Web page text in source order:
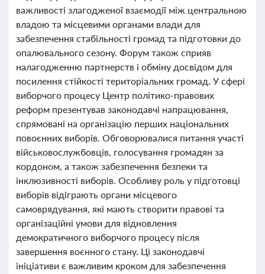
важливості злагодженої взаємодії між центральною
владою та місцевими органами влади для
забезпечення стабільності громад та підготовки до
опалювального сезону. Форум також сприяв
налагодженню партнерств і обміну досвідом для
посилення стійкості територіальних громад. У сфері
виборчого процесу Центр політико-правових
реформ презентував законодавчі напрацювання,
спрямовані на організацію перших національних
повоєнних виборів. Обговорювалися питання участі
військовослужбовців, голосування громадян за
кордоном, а також забезпечення безпеки та
інклюзивності виборів. Особливу роль у підготовці
виборів відіграють органи місцевого
самоврядування, які мають створити правові та
організаційні умови для відновлення
демократичного виборчого процесу після
завершення воєнного стану. Ці законодавчі
ініціативи є важливим кроком для забезпечення